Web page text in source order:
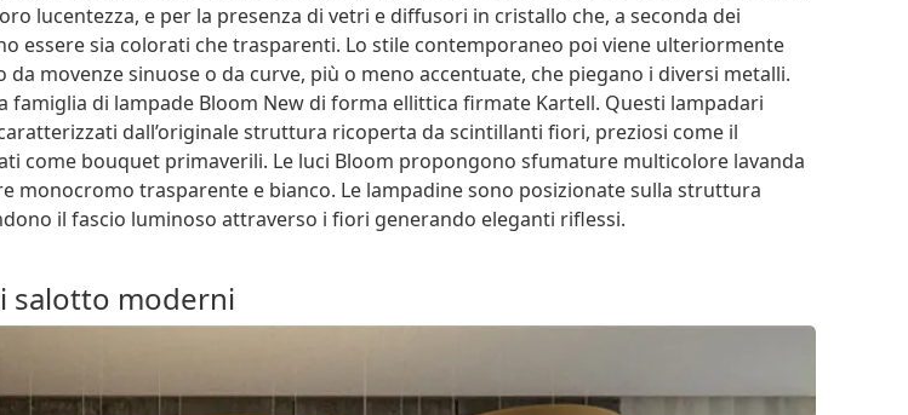
lucentezza, e per la presenza di vetri e diffusori in cristallo che, a seconda dei
essere sia colorati che trasparenti. Lo stile contemporaneo poi viene ulteriormente
da movenze sinuose o da curve, più o meno accentuate, che piegano i diversi metalli.
famiglia di lampade Bloom New di forma ellittica firmate Kartell. Questi lampadari
dall’originale struttura ricoperta da scintillanti fiori, preziosi come il
come bouquet primaverili. Le luci Bloom propongono sfumature multicolore lavanda
monocromo trasparente e bianco. Le lampadine sono posizionate sulla struttura
il fascio luminoso attraverso i fiori generando eleganti riflessi.
salotto moderni